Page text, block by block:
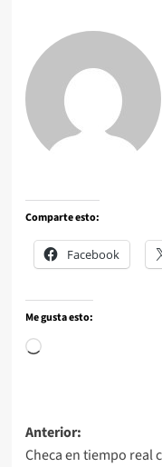
Comparte esto:
Facebook
Me gusta esto:
Anterior:
Checa en tiempo real